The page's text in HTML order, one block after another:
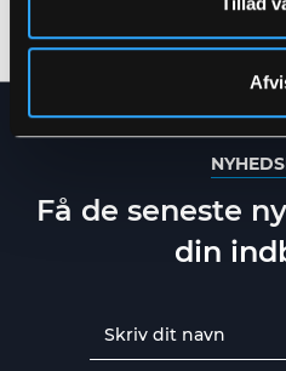
Få de seneste
din